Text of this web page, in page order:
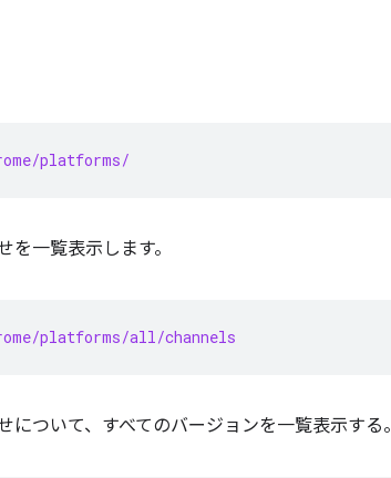
platforms/
一覧表示します。
platforms/all/channels
ついて、すべてのバージョンを一覧表示する。